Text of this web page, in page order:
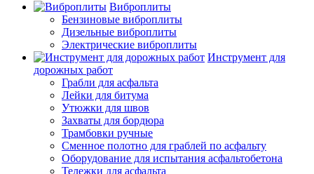
Виброплиты
Бензиновые виброплиты
Дизельные виброплиты
Электрические виброплиты
Инструмент для
дорожных работ
Грабли для асфальта
Лейки для битума
Утюжки для швов
Захваты для бордюра
Трамбовки ручные
Сменное полотно для граблей по асфальту
Оборудование для испытания асфальтобетона
Тележки для асфальта